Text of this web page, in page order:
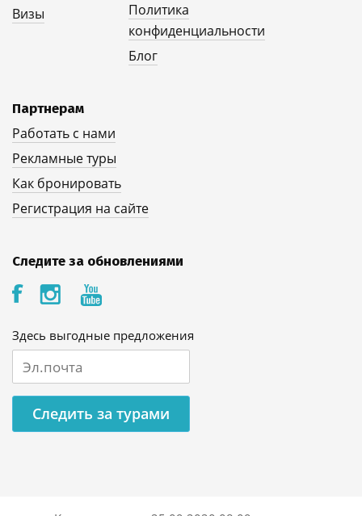
Визы
Политика
конфиденциальности
Блог
Партнерам
Работать с нами
Рекламные туры
Как бронировать
Регистрация на сайте
Следите за обновлениями
Здесь выгодные предложения
Следить за турами